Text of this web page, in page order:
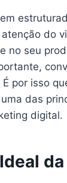
do
no seu
por isso
das
digital.
da